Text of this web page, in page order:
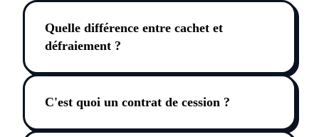
Quelle différence entre cachet et
défraiement ?
C'est quoi un contrat de cession ?